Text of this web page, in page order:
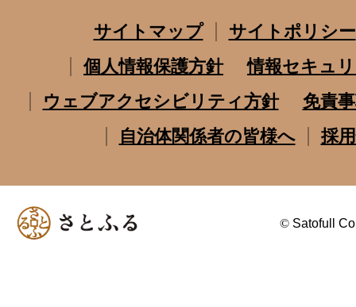
サイトマップ
サイトポリシー
個人情報保護方針
情報セキュ
ウェブアクセシビリティ方針
免責
自治体関係者の皆様へ
採
© Satofull